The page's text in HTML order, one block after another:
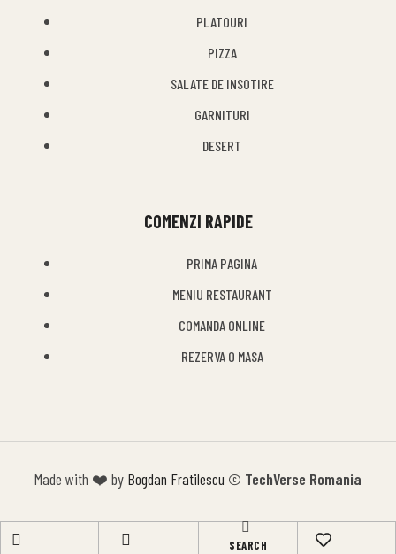
SEARCH
PLATOURI
PIZZA
SALATE DE INSOTIRE
GARNITURI
DESERT
COMENZI RAPIDE
PRIMA PAGINA
MENIU RESTAURANT
COMANDA ONLINE
REZERVA O MASA
Made with ❤️ by Bogdan Fratilescu © TechVerse Romania